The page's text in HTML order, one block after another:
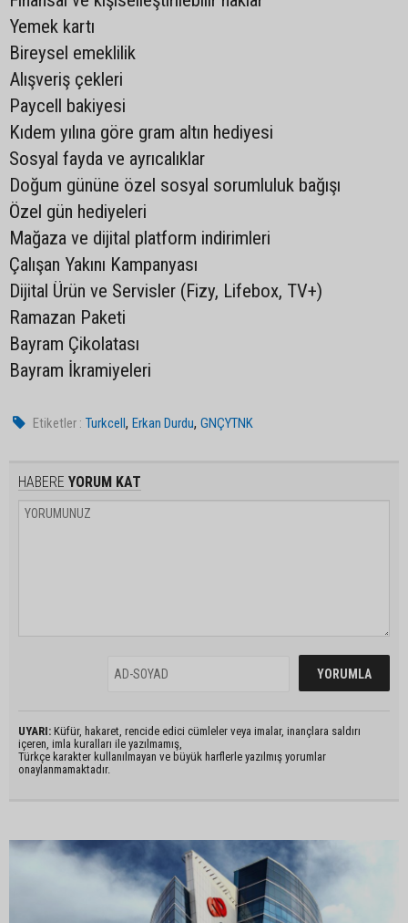
Yemek kartı
Bireysel emeklilik
Alışveriş çekleri
Paycell bakiyesi
Kıdem yılına göre gram altın hediyesi
Sosyal fayda ve ayrıcalıklar
Doğum gününe özel sosyal sorumluluk bağışı
Özel gün hediyeleri
Mağaza ve dijital platform indirimleri
Çalışan Yakını Kampanyası
Dijital Ürün ve Servisler (Fizy, Lifebox, TV+)
Ramazan Paketi
Bayram Çikolatası
Bayram İkramiyeleri
Etiketler : Turkcell,Erkan Durdu,GNÇYTNK
HABERE YORUM KAT
UYARI: Küfür, hakaret, rencide edici cümleler veya imalar, inançlara saldırı
içeren, imla kuralları ile yazılmamış,
Türkçe karakter kullanılmayan ve büyük harflerle yazılmış yorumlar
onaylanmamaktadır.